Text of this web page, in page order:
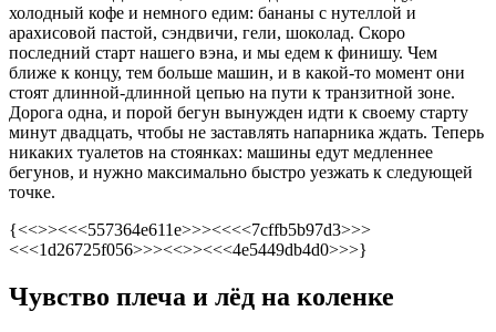
холодный кофе и немного едим: бананы с нутеллой и
арахисовой пастой, сэндвичи, гели, шоколад. Скоро
последний старт нашего вэна, и мы едем к финишу. Чем
ближе к концу, тем больше машин, и в какой-то момент они
стоят длинной-длинной цепью на пути к транзитной зоне.
Дорога одна, и порой бегун вынужден идти к своему старту
минут двадцать, чтобы не заставлять напарника ждать. Теперь
никаких туалетов на стоянках: машины едут медленнее
бегунов, и нужно максимально быстро уезжать к следующей
точке.
{<<>><<<557364e611e>>><<<<7cffb5b97d3>>>
<<<1d26725f056>>><<>><<<4e5449db4d0>>>}
Чувство плеча и лёд на коленке